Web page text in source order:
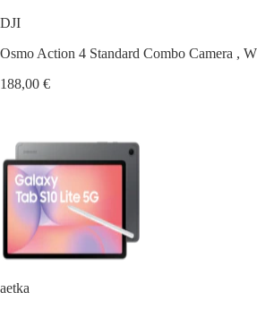
DJI
Osmo Action 4 Standard Combo Camera ,
188,00 €
aetka